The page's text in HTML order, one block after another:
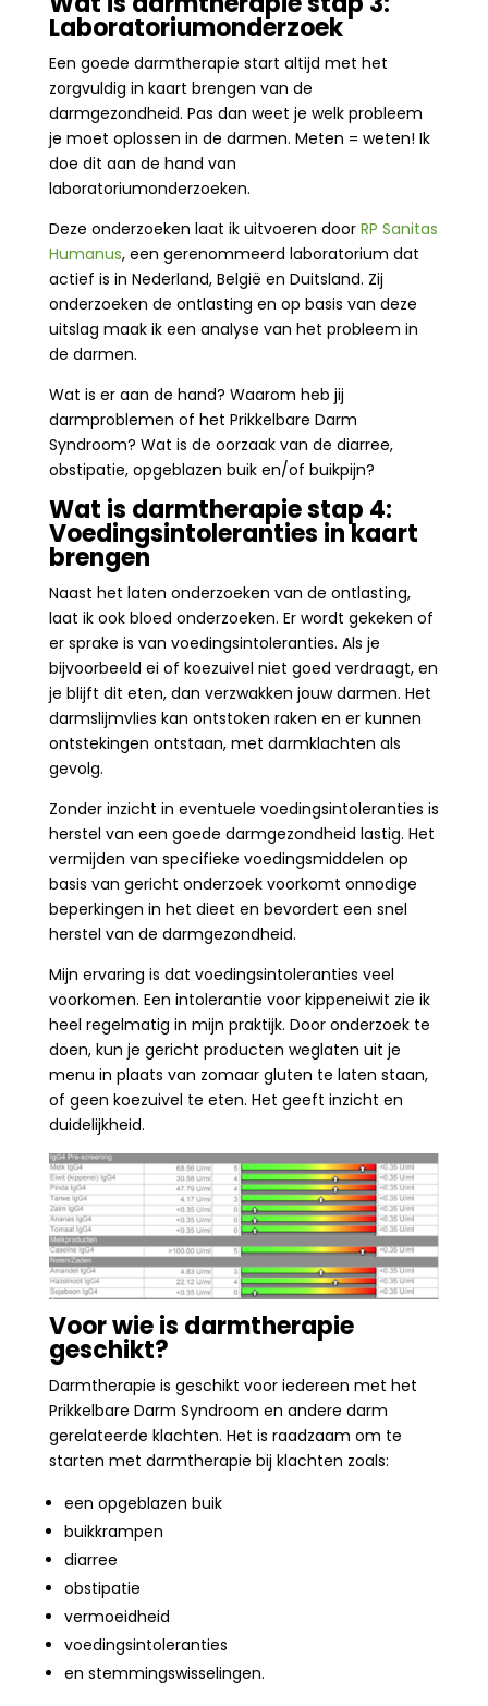
Laboratoriumonderzoek
Een goede darmtherapie start altijd met het
zorgvuldig in kaart brengen van de
darmgezondheid. Pas dan weet je welk probleem
je moet oplossen in de darmen. Meten = weten! Ik
doe dit aan de hand van
laboratoriumonderzoeken.
Deze onderzoeken laat ik uitvoeren door RP Sanitas
Humanus, een gerenommeerd laboratorium dat
actief is in Nederland, België en Duitsland. Zij
onderzoeken de ontlasting en op basis van deze
uitslag maak ik een analyse van het probleem in
de darmen.
Wat is er aan de hand? Waarom heb jij
darmproblemen of het Prikkelbare Darm
Syndroom? Wat is de oorzaak van de diarree,
obstipatie, opgeblazen buik en/of buikpijn?
Wat is darmtherapie stap 4:
Voedingsintoleranties in kaart
brengen
Naast het laten onderzoeken van de ontlasting,
laat ik ook bloed onderzoeken. Er wordt gekeken of
er sprake is van voedingsintoleranties. Als je
bijvoorbeeld ei of koezuivel niet goed verdraagt, en
je blijft dit eten, dan verzwakken jouw darmen. Het
darmslijmvlies kan ontstoken raken en er kunnen
ontstekingen ontstaan, met darmklachten als
gevolg.
Zonder inzicht in eventuele voedingsintoleranties is
herstel van een goede darmgezondheid lastig. Het
vermijden van specifieke voedingsmiddelen op
basis van gericht onderzoek voorkomt onnodige
beperkingen in het dieet en bevordert een snel
herstel van de darmgezondheid.
Mijn ervaring is dat voedingsintoleranties veel
voorkomen. Een intolerantie voor kippeneiwit zie ik
heel regelmatig in mijn praktijk. Door onderzoek te
doen, kun je gericht producten weglaten uit je
menu in plaats van zomaar gluten te laten staan,
of geen koezuivel te eten. Het geeft inzicht en
duidelijkheid.
Voor wie is darmtherapie
geschikt?
Darmtherapie is geschikt voor iedereen met het
Prikkelbare Darm Syndroom en andere darm
gerelateerde klachten. Het is raadzaam om te
starten met darmtherapie bij klachten zoals:
een opgeblazen buik
buikkrampen
diarree
obstipatie
vermoeidheid
voedingsintoleranties
en stemmingswisselingen.